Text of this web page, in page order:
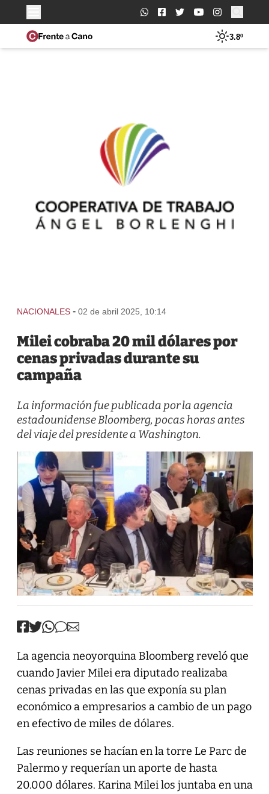
Buscar:
3.8º
NACIONALES - 02 de abril 2025, 10:14
Milei cobraba 20 mil dólares por
cenas privadas durante su
campaña
La información fue publicada por la agencia
estadounidense Bloomberg, pocas horas antes
del viaje del presidente a Washington.
La agencia neoyorquina Bloomberg reveló que
cuando Javier Milei era diputado realizaba
cenas privadas en las que exponía su plan
económico a empresarios a cambio de un pago
en efectivo de miles de dólares.
Las reuniones se hacían en la torre Le Parc de
Palermo y requerían un aporte de hasta
20.000 dólares. Karina Milei los juntaba en una